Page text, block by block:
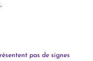
pas de signes